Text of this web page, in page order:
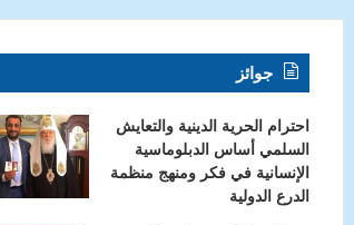
جوائز
احترام الحرية الدينية والتعايش
السلمي أساس الدبلوماسية
الإنسانية في فكر ومنهج منظمة
الدرع الدولية